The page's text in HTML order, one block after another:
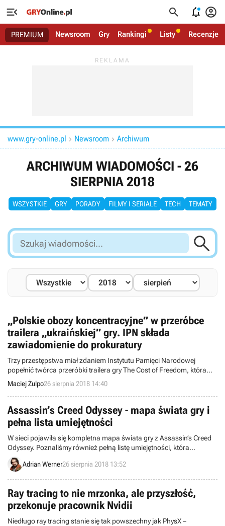
   
PREMIUM Newsroom Gry Rankingi Listy Recenzje
www.gry-online.pl  Newsroom  Archiwum
ARCHIWUM WIADOMOŚCI - 26
SIERPNIA 2018
WSZYSTKIE GRY PORADY FILMY I SERIALE TECH TEMATY
Szukaj
wiadomości...

„Polskie obozy koncentracyjne” w przeróbce
trailera „ukraińskiej” gry. IPN składa
zawiadomienie do prokuratury
Trzy przestępstwa miał zdaniem Instytutu Pamięci Narodowej
popełnić twórca przeróbki trailera gry The Cost of Freedom, która
pozwalała wcielić się w Niemca lub w Żyda na terenie obozu
koncentracyjnego Auschiwtz-Birkenau. Sama produkcja
najprawdopodobniej stanowi prowokację, a ktokolwiek za nią
odpowiada – zyskał ogólnokrajowy rozgłos.
Maciej Żulpo26 sierpnia 2018 14:40
Assassin’s Creed Odyssey - mapa świata gry i
pełna lista umiejętności
W sieci pojawiła się kompletna mapa świata gry z Assassin’s Creed
Odyssey. Poznaliśmy również pełną listę umiejętności, która
pokazuje, że produkcja pójdzie jeszcze dalej w stronę gatunku RPG
niż poprzednia część serii.
Adrian Werner26 sierpnia 2018 13:52
Ray tracing to nie mrzonka, ale przyszłość,
przekonuje pracownik Nvidii
Niedługo ray tracing stanie się tak powszechny jak PhysX –